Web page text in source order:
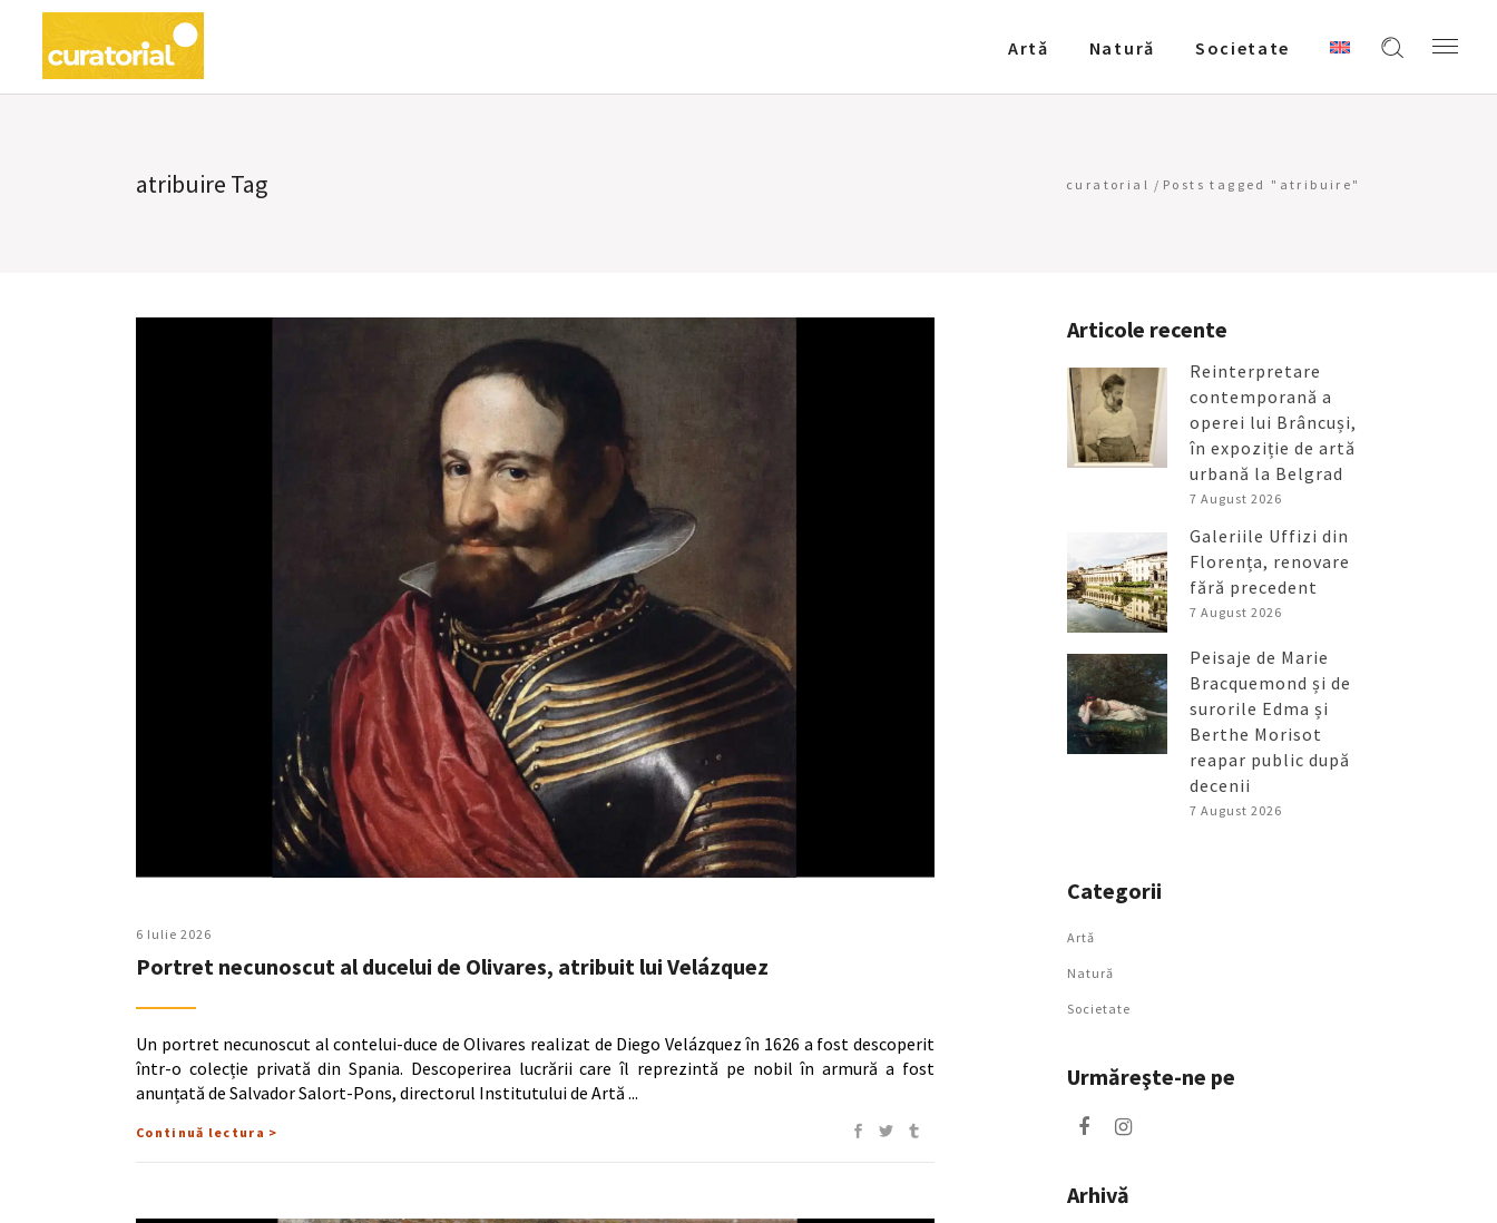
Artǎ Natură Societate
atribuire Tag curatorial / Posts tagged "atribuire"
6 Iulie 2026
Portret necunoscut al ducelui de Olivares, atribuit lui Velázquez
Un portret necunoscut al contelui-duce de Olivares realizat de Diego Velázquez în 1626 a fost descoperit
într-o colecție privată din Spania. Descoperirea lucrării care îl reprezintă pe nobil în armură a fost
anunțată de Salvador Salort-Pons, directorul Institutului de Artă
Continuă lectura >
Articole recente
Reinterpretare
contemporană a
operei lui Brâncuși,
în expoziție de artă
urbană la Belgrad
7 August 2026
Galeriile Uffizi din
Florența, renovare
fără precedent
7 August 2026
Peisaje de Marie
Bracquemond și de
surorile Edma și
Berthe Morisot
reapar public după
decenii
7 August 2026
Categorii
Artǎ
Natură
Societate
Urmăreşte-ne pe
Arhivă